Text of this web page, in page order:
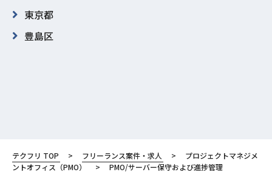
東京都
豊島区
テクフリ TOP フリーランス案件・求人
プロジェクトマネジメ
ントオフィス（PMO）
PMO/サーバー保守および進捗管理